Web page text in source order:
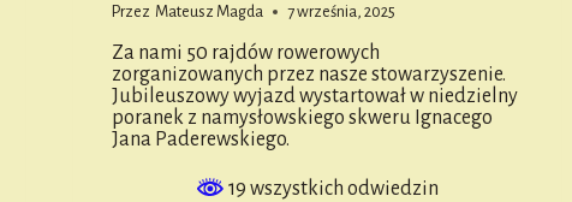
Przez Mateusz Magda 7 września, 2025
Za nami 50 rajdów rowerowych
zorganizowanych przez nasze stowarzyszenie.
Jubileuszowy wyjazd wystartował w niedzielny
poranek z namysłowskiego skweru Ignacego
Jana Paderewskiego.
19 wszystkich odwiedzin